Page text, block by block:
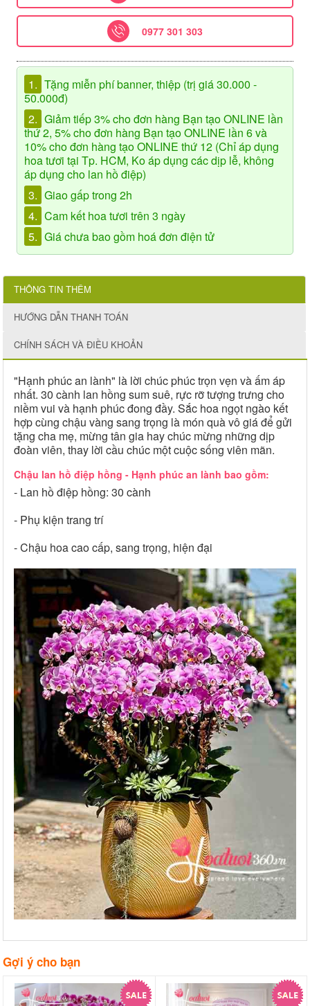
0977 301 303
1. Tặng miễn phí banner, thiệp (trị giá 30.000 -
50.000đ)
2. Giảm tiếp 3% cho đơn hàng Bạn tạo ONLINE lần
thứ 2, 5% cho đơn hàng Bạn tạo ONLINE lần 6 và
10% cho đơn hàng tạo ONLINE thứ 12 (Chỉ áp dụng
hoa tươi tại Tp. HCM, Ko áp dụng các dịp lễ, không
áp dụng cho lan hồ điệp)
3. Giao gấp trong 2h
4. Cam kết hoa tươi trên 3 ngày
5. Giá chưa bao gồm hoá đơn điện tử
THÔNG TIN THÊM
HƯỚNG DẪN THANH TOÁN
CHÍNH SÁCH VÀ ĐIỀU KHOẢN
"Hạnh phúc an lành" là lời chúc phúc trọn vẹn và ấm áp
nhất. 30 cành lan hồng sum suê, rực rỡ tượng trưng cho
niềm vui và hạnh phúc đong đầy. Sắc hoa ngọt ngào kết
hợp cùng chậu vàng sang trọng là món quà vô giá để gửi
tặng cha mẹ, mừng tân gia hay chúc mừng những dịp
đoàn viên, thay lời cầu chúc một cuộc sống viên mãn.
Chậu lan hồ điệp hồng - Hạnh phúc an lành bao gồm:
- Lan hồ điệp hồng: 30 cành
- Phụ kiện trang trí
- Chậu hoa cao cấp, sang trọng, hiện đại
Gợi ý cho bạn